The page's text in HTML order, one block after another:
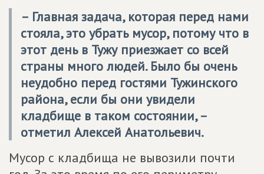
– Главная задача, которая перед нами
стояла, это убрать мусор, потому что в
этот день в Тужу приезжает со всей
страны много людей. Было бы очень
неудобно перед гостями Тужинского
района, если бы они увидели
кладбище в таком состоянии, –
отметил Алексей Анатольевич.
Мусор с кладбища не вывозили почти